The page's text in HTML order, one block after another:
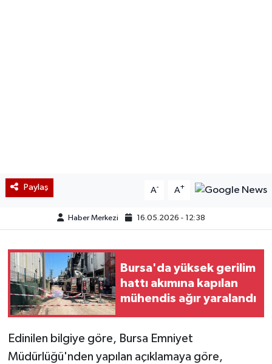
Paylaş A- A+
Haber Merkezi 16.05.2026 - 12:38
Bursa'da yüksek gerilim
hattı akımına kapılan
mühendis ağır yaralandı
Edinilen bilgiye göre, Bursa Emniyet
Müdürlüğü'nden yapılan açıklamaya göre,